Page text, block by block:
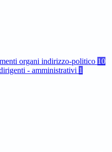
organi indirizzo-politico 10
- amministrativi 1